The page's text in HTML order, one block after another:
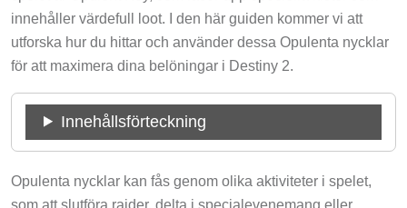
innehåller värdefull loot. I den här guiden kommer vi att
utforska hur du hittar och använder dessa Opulenta nycklar
för att maximera dina belöningar i Destiny 2.
Innehållsförteckning
Opulenta nycklar kan fås genom olika aktiviteter i spelet,
som att slutföra raider, delta i specialevenemang eller